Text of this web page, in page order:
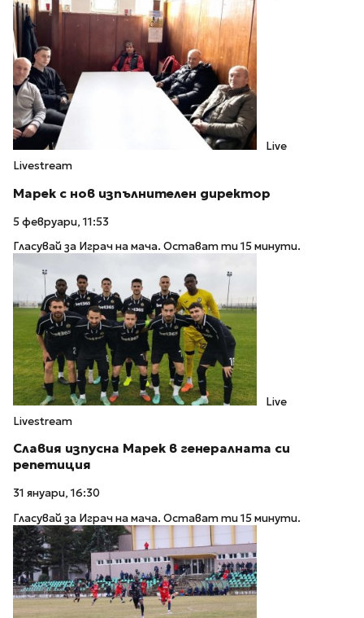
Live
Livestream
Марек с нов изпълнителен директор
5 февруари, 11:53
Гласувай за Играч на мача. Остават ти 15 минути.
Live
Livestream
Славия изпусна Марек в генералната си
репетиция
31 януари, 16:30
Гласувай за Играч на мача. Остават ти 15 минути.